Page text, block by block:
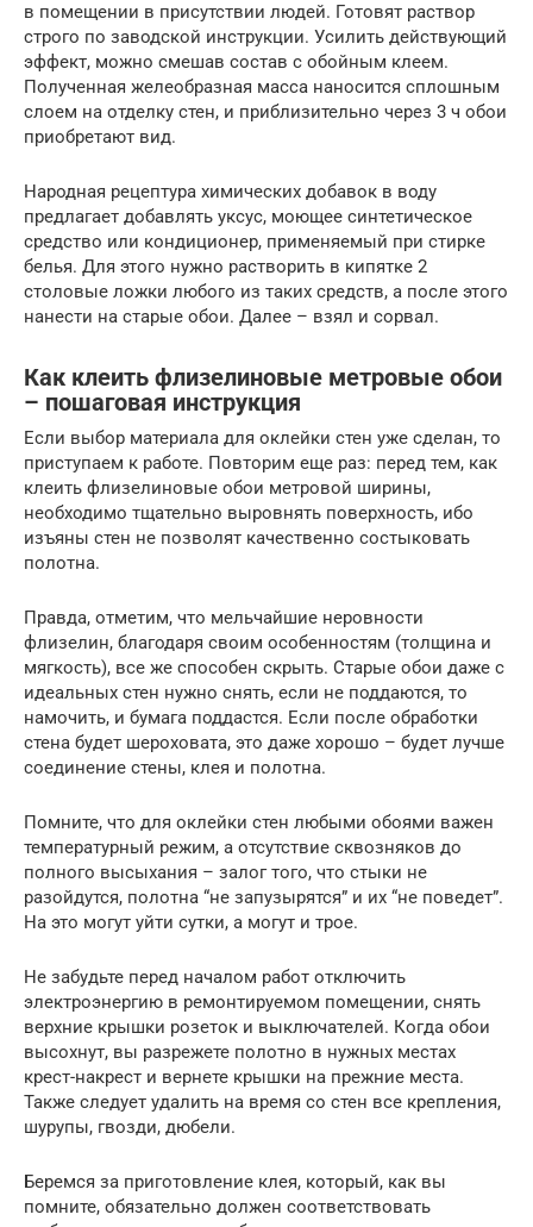
в помещении в присутствии людей. Готовят раствор
строго по заводской инструкции. Усилить действующий
эффект, можно смешав состав с обойным клеем.
Полученная желеобразная масса наносится сплошным
слоем на отделку стен, и приблизительно через 3 ч обои
приобретают вид.
Народная рецептура химических добавок в воду
предлагает добавлять уксус, моющее синтетическое
средство или кондиционер, применяемый при стирке
белья. Для этого нужно растворить в кипятке 2
столовые ложки любого из таких средств, а после этого
нанести на старые обои. Далее – взял и сорвал.
Как клеить флизелиновые метровые обои
– пошаговая инструкция
Если выбор материала для оклейки стен уже сделан, то
приступаем к работе. Повторим еще раз: перед тем, как
клеить флизелиновые обои метровой ширины,
необходимо тщательно выровнять поверхность, ибо
изъяны стен не позволят качественно состыковать
полотна.
Правда, отметим, что мельчайшие неровности
флизелин, благодаря своим особенностям (толщина и
мягкость), все же способен скрыть. Старые обои даже с
идеальных стен нужно снять, если не поддаются, то
намочить, и бумага поддастся. Если после обработки
стена будет шероховата, это даже хорошо – будет лучше
соединение стены, клея и полотна.
Помните, что для оклейки стен любыми обоями важен
температурный режим, а отсутствие сквозняков до
полного высыхания – залог того, что стыки не
разойдутся, полотна “не запузырятся” и их “не поведет”.
На это могут уйти сутки, а могут и трое.
Не забудьте перед началом работ отключить
электроэнергию в ремонтируемом помещении, снять
верхние крышки розеток и выключателей. Когда обои
высохнут, вы разрежете полотно в нужных местах
крест-накрест и вернете крышки на прежние места.
Также следует удалить на время со стен все крепления,
шурупы, гвозди, дюбели.
Беремся за приготовление клея, который, как вы
помните, обязательно должен соответствовать